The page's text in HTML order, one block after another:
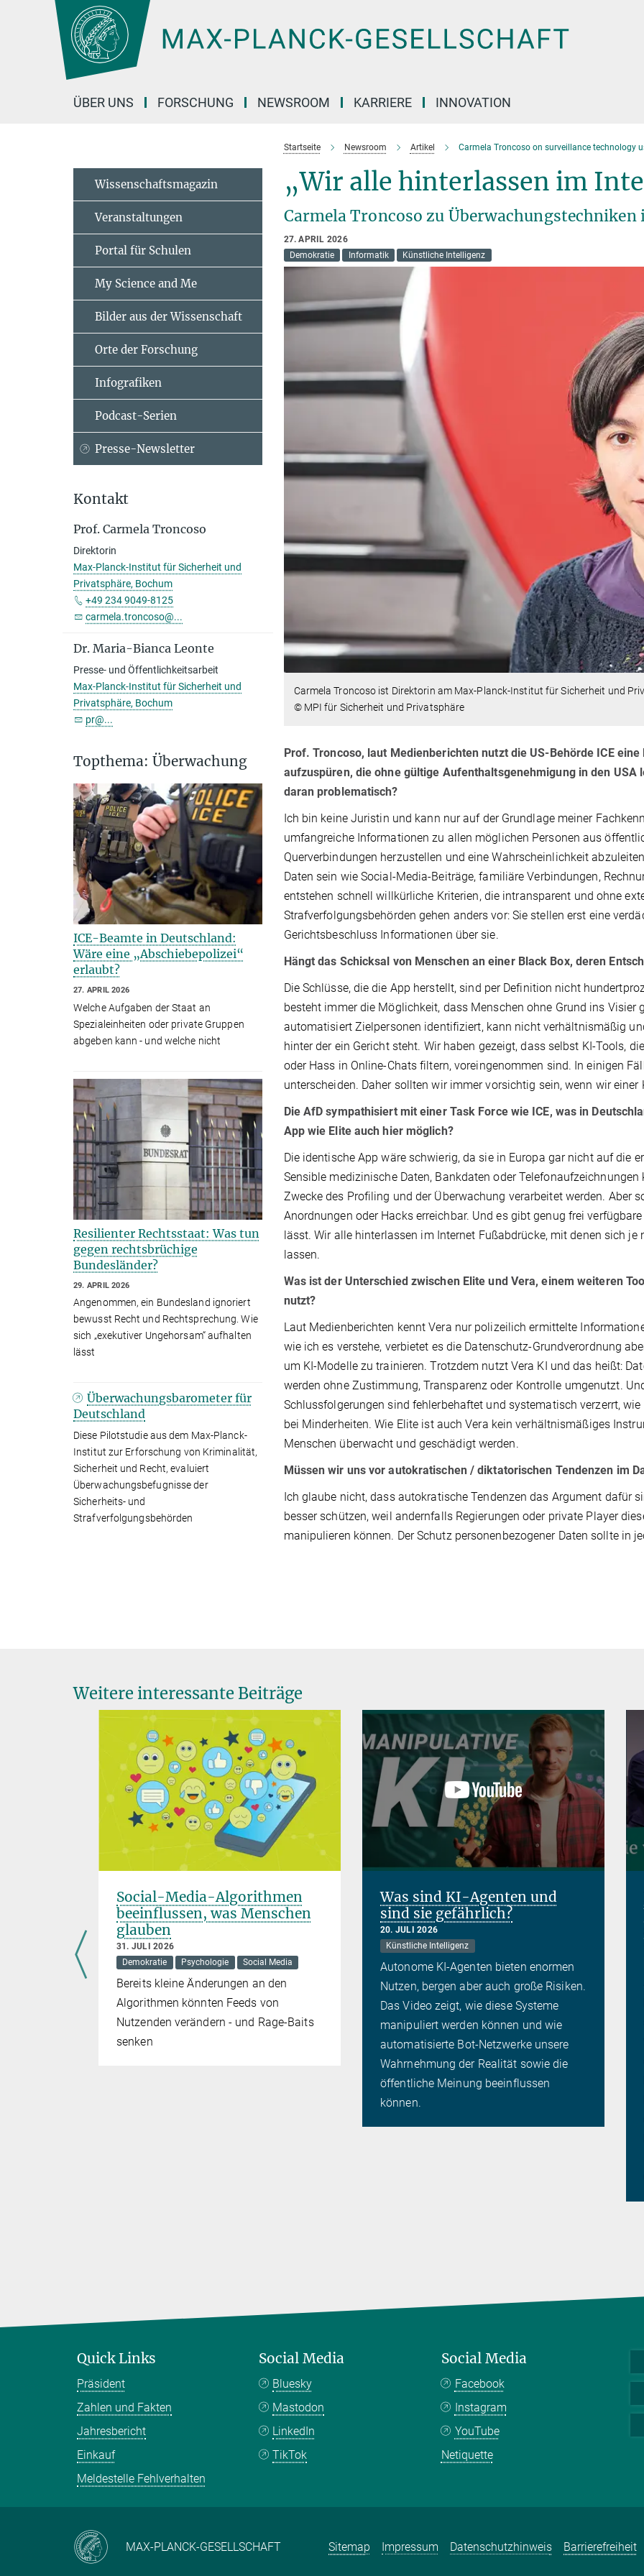
Hauptinhalt
ÜBER UNS FORSCHUNG NEWSROOM KARRIERE INNOVATION
Startseite Newsroom Artikel Carmela Troncoso on surveillance technology
„Wir alle hinterlassen im
Carmela Troncoso zu Überwachungstechniken
27. APRIL 2026
Demokratie
Informatik Künstliche Intelligenz
Carmela Troncoso ist Direktorin am Max-Planck-Institut für Sicherheit und
© MPI für Sicherheit und Privatsphäre
Prof. Troncoso, laut Medienberichten nutzt die US-Behörde ICE
aufzuspüren, die ohne gültige Aufenthaltsgenehmigung in den
daran problematisch?
Ich bin keine Juristin und kann nur auf der Grundlage meiner
umfangreiche Informationen zu allen möglichen Personen aus
Querverbindungen herzustellen und eine Wahrscheinlichkeit
Daten sein wie Social-Media-Beiträge, familiäre Verbindungen,
entstehen schnell willkürliche Kriterien, die intransparent und ohne
Strafverfolgungsbehörden gehen anders vor: Sie stellen erst eine
Gerichtsbeschluss Informationen über sie.
Hängt das Schicksal von Menschen an einer Black Box, deren
Die Schlüsse, die die App herstellt, sind per Definition nicht
besteht immer die Möglichkeit, dass Menschen ohne Grund ins Visier
automatisiert Zielpersonen identifiziert, kann nicht verhältnismäßig
hinter der ein Gericht steht. Wir haben gezeigt, dass selbst KI-Tools,
oder Hass in Online-Chats filtern, voreingenommen sind. In einigen
unterscheiden. Daher sollten wir immer vorsichtig sein, wenn wir einer
Die AfD sympathisiert mit einer Task Force wie ICE, was in
App wie Elite auch hier möglich?
Die identische App wäre schwierig, da sie in Europa gar nicht auf die
Sensible medizinische Daten, Bankdaten oder
Zwecke des Profiling und der Überwachung verarbeitet werden. Aber
Anordnungen oder Hacks erreichbar. Und es gibt genug frei
lässt. Wir alle hinterlassen im Internet Fußabdrücke, mit denen sich
lassen.
Was ist der Unterschied zwischen Elite und Vera, einem weiteren
nutzt?
Laut Medienberichten kennt Vera nur polizeilich ermittelte
wie ich es verstehe, verbietet es die Datenschutz-Grundverordnung
um KI-Modelle zu trainieren. Trotzdem nutzt Vera KI und das heißt:
werden ohne Zustimmung, Transparenz oder Kontrolle umgenutzt.
Schlussfolgerungen sind fehlerbehaftet und systematisch verzerrt,
bei Minderheiten. Wie Elite ist auch Vera kein verhältnismäßiges
Menschen überwacht und geschädigt werden.
Müssen wir uns vor autokratischen / diktatorischen Tendenzen im
Ich glaube nicht, dass autokratische Tendenzen das Argument dafür
besser schützen, weil andernfalls Regierungen oder private Player
manipulieren können. Der Schutz personenbezogener Daten sollte in
Wissenschaftsmagazin
Veranstaltungen
Portal für Schulen
My Science and Me
Bilder aus der Wissenschaft
Orte der Forschung
Infografiken
Podcast-Serien
Presse-Newsletter
Kontakt
Prof. Carmela Troncoso
Direktorin
Max-Planck-Institut für Sicherheit und
Privatsphäre, Bochum
+49 234 9049-8125
carmela.troncoso@...
Dr. Maria-Bianca Leonte
Presse- und Öffentlichkeitsarbeit
Max-Planck-Institut für Sicherheit und
Privatsphäre, Bochum
pr@...
Topthema: Überwachung
ICE-Beamte in Deutschland:
Wäre eine „Abschiebepolizei“
erlaubt?
27. APRIL 2026
Welche Aufgaben der Staat an
Spezialeinheiten oder private Gruppen
abgeben kann - und welche nicht
Resilienter Rechtsstaat: Was tun
gegen rechtsbrüchige
Bundesländer?
29. APRIL 2026
Angenommen, ein Bundesland ignoriert
bewusst Recht und Rechtsprechung. Wie
sich „exekutiver Ungehorsam“ aufhalten
lässt
Überwachungsbarometer für
Deutschland
Diese Pilotstudie aus dem Max-Planck-
Institut zur Erforschung von Kriminalität,
Sicherheit und Recht, evaluiert
Überwachungsbefugnisse der
Sicherheits- und
Strafverfolgungsbehörden
Weitere interessante Beiträge
Social-Media-Algorithmen
beeinflussen, was Menschen
glauben
31. JULI 2026
Demokratie
Psychologie Social Media
Bereits kleine Änderungen an den
Algorithmen könnten Feeds von
Nutzenden verändern - und Rage-Baits
senken
Was sind KI-Agenten und
sind sie gefährlich?
20. JULI 2026
Künstliche Intelligenz
Autonome KI-Agenten bieten enormen
Nutzen, bergen aber auch große Risiken.
Das Video zeigt, wie diese Systeme
manipuliert werden können und wie
automatisierte Bot-Netzwerke unsere
Wahrnehmung der Realität sowie die
öffentliche Meinung beeinflussen
können.
Quick Links
Präsident
Zahlen und Fakten
Jahresbericht
Einkauf
Meldestelle Fehlverhalten
Social Media
Bluesky
Mastodon
LinkedIn
TikTok
Social Media
Facebook
Instagram
YouTube
Netiquette
MAX-PLANCK-GESELLSCHAFT Sitemap Impressum Datenschutzhinweis Barrierefreiheit